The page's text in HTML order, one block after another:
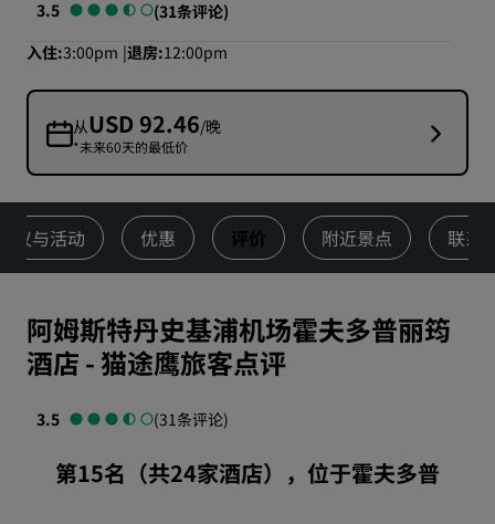
3.5
(31条评论)
入住 3:00pm 退房 12:00pm
从USD 92.46/晚
*未来60天的最低价
议与活动 优惠 评价 附近景点 联系
阿姆斯特丹史基浦机场霍夫多普丽筠
酒店 -猫途鹰旅客点评
3.5 (31条评论)
第15名（共24家酒店），位于霍夫多普